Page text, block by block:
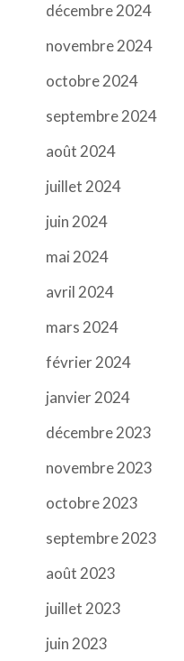
décembre 2024
novembre 2024
octobre 2024
septembre 2024
août 2024
juillet 2024
juin 2024
mai 2024
avril 2024
mars 2024
février 2024
janvier 2024
décembre 2023
novembre 2023
octobre 2023
septembre 2023
août 2023
juillet 2023
juin 2023